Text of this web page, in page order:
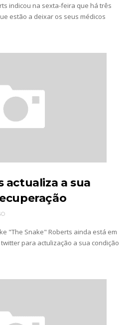
indicou na sexta-feira que há três
estão a deixar os seus médicos
actualiza a sua
"The Snake" Roberts ainda está em
para actulização a sua condição